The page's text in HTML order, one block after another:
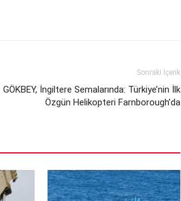
Sonraki İçerik
GÖKBEY, İngiltere Semalarında: Türkiye’nin İlk
Özgün Helikopteri Farnborough’da